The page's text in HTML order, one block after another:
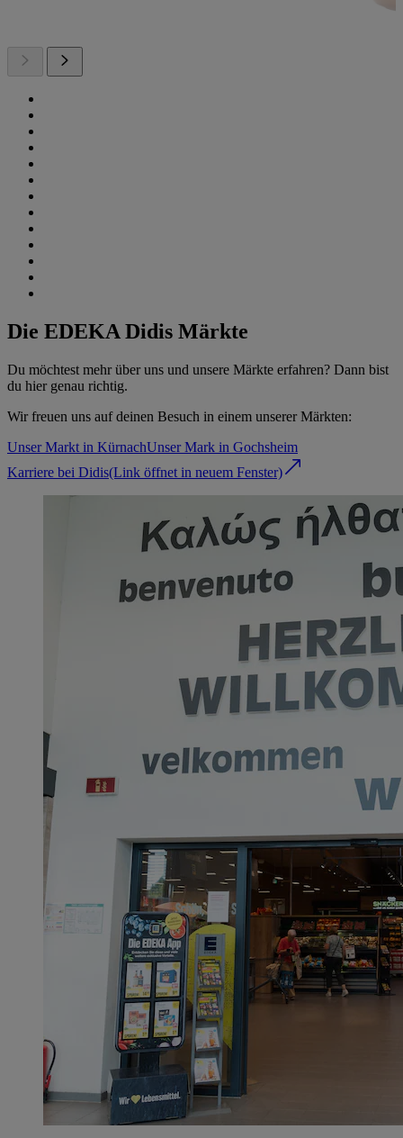
Die EDEKA Didis Märkte
Du möchtest mehr über uns und unsere Märkte erfahren? Dann bist
du hier genau richtig.
Wir freuen uns auf deinen Besuch in einem unserer Märkten:
Unser Markt in KürnachUnser Mark in Gochsheim
Karriere bei Didis(Link öffnet in neuem Fenster)